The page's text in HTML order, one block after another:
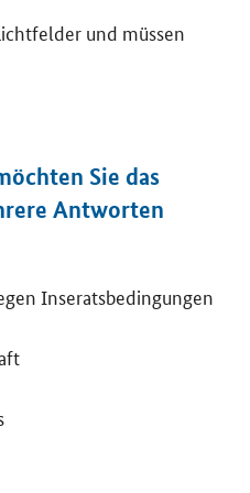
und müssen
Sie das
Antworten
Inseratsbedingungen